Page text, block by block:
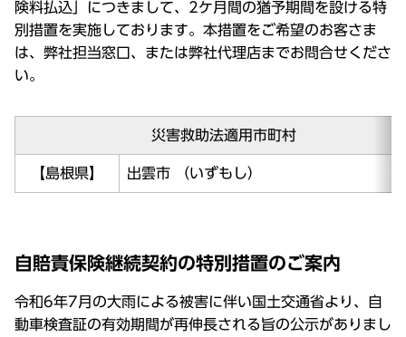
険料払込」につきまして、2ケ月間の猶予期間を設ける特
別措置を実施しております。本措置をご希望のお客さま
は、弊社担当窓口、または弊社代理店までお問合せくださ
い。
災害救助法適用市町村
【島根県】 出雲市 （いずもし）
自賠責保険継続契約の特別措置のご案内
令和6年7月の大雨による被害に伴い国土交通省より、自
動車検査証の有効期間が再伸長される旨の公示がありまし